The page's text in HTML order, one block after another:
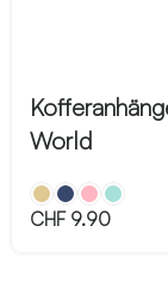
World
CHF9.90